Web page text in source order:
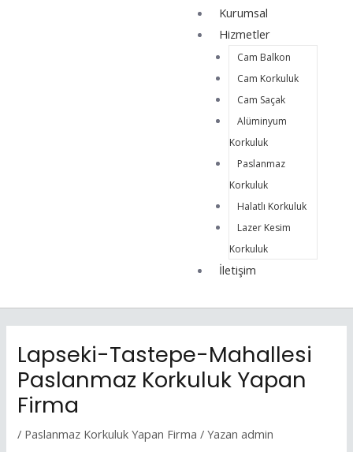
Kurumsal
Hizmetler
Cam Balkon
Cam Korkuluk
Cam Saçak
Alüminyum
Korkuluk
Paslanmaz
Korkuluk
Halatlı Korkuluk
Lazer Kesim
Korkuluk
İletişim
Lapseki-Tastepe-Mahallesi
Paslanmaz Korkuluk Yapan
Firma
/ Paslanmaz Korkuluk Yapan Firma / Yazan admin